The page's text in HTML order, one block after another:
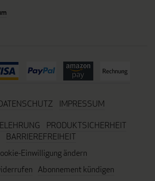
IMPRESSUM
PRODUKTSICHERHEIT
BARRIEREFREIHEIT
Einwilligung ändern
Abonnement kündigen